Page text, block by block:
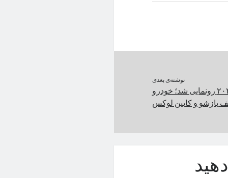
نوشته‌ی بعدی
مازراتی گرن کبریو ۲۰۲۴ رونمایی شد؛ خودرو
بازشو و کابین لوکس